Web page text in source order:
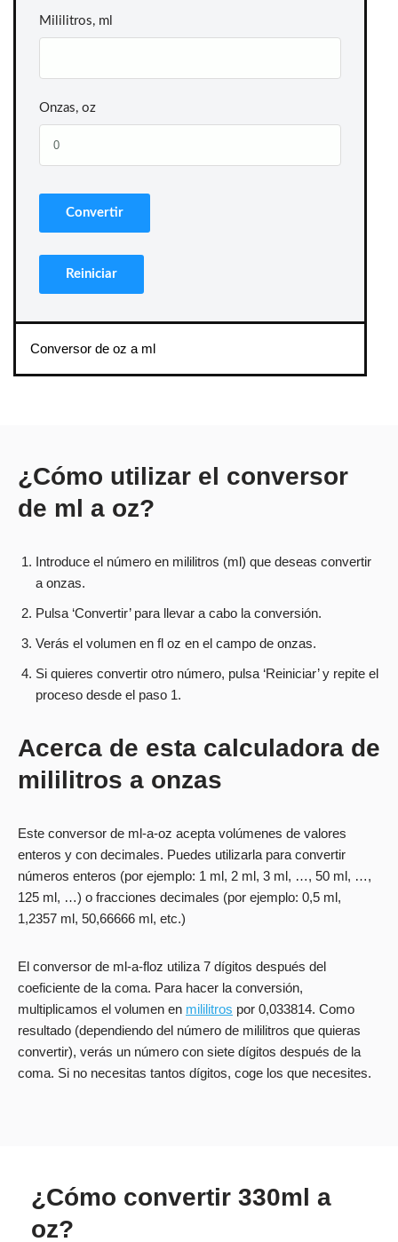
Mililitros, ml
Onzas, oz
Conversor de oz a ml
¿Cómo utilizar el conversor
de ml a oz?
Introduce el número en mililitros (ml) que deseas convertir
a onzas.
Pulsa ‘Convertir’ para llevar a cabo la conversión.
Verás el volumen en fl oz en el campo de onzas.
Si quieres convertir otro número, pulsa ‘Reiniciar’ y repite el
proceso desde el paso 1.
Acerca de esta calculadora de
mililitros a onzas
Este conversor de ml-a-oz acepta volúmenes de valores
enteros y con decimales. Puedes utilizarla para convertir
números enteros (por ejemplo: 1 ml, 2 ml, 3 ml, …, 50 ml, …,
125 ml, …) o fracciones decimales (por ejemplo: 0,5 ml,
1,2357 ml, 50,66666 ml, etc.)
El conversor de ml-a-floz utiliza 7 dígitos después del
coeficiente de la coma. Para hacer la conversión,
multiplicamos el volumen en mililitros por 0,033814. Como
resultado (dependiendo del número de mililitros que quieras
convertir), verás un número con siete dígitos después de la
coma. Si no necesitas tantos dígitos, coge los que necesites.
¿Cómo convertir 330ml a
oz?